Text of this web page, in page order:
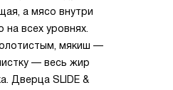
а мясо внутри
всех уровнях.
мякиш —
— весь жир
Дверца SLIDE &